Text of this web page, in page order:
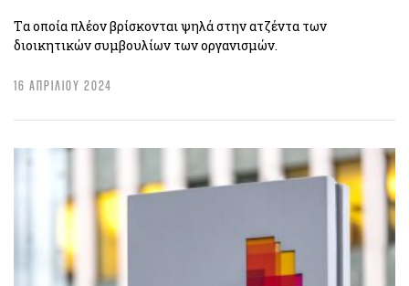
Tα οποία πλέον βρίσκονται ψηλά στην ατζέντα των
διοικητικών συμβουλίων των οργανισμών.
16 ΑΠΡΙΛΙΟΥ 2024